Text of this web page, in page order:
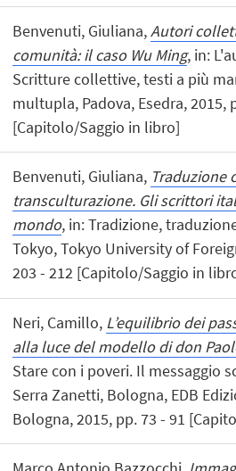
Benvenuti, Giuliana,Autori
comunità: il caso Wu Ming, in:
Scritture collettive, testi a più
multupla, Padova, Esedra, 2015,
[Capitolo/Saggio in libro]
Benvenuti, Giuliana, Traduzione
transculturazione. Gli scrittori
mondo, in: Tradizione,
Tokyo, Tokyo University of
203 - 212 [Capitolo/Saggio in
Neri, Camillo, L’equilibrio dei
alla luce del modello di don
Stare con i poveri. Il messaggio
Serra Zanetti, Bologna, EDB
Bologna, 2015, pp. 73 - 91